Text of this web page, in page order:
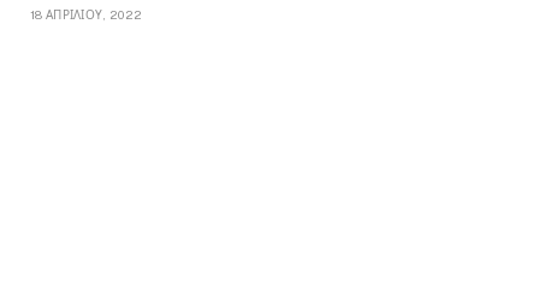
18 ΑΠΡΙΛΊΟΥ, 2022